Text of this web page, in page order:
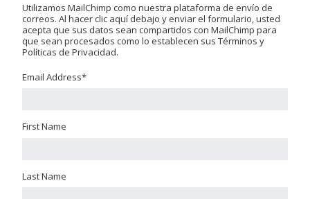
Utilizamos MailChimp como nuestra plataforma de envío de
correos. Al hacer clic aquí debajo y enviar el formulario, usted
acepta que sus datos sean compartidos con MailChimp para
que sean procesados como lo establecen sus Términos y
Políticas de Privacidad.
Email Address*
First Name
Last Name